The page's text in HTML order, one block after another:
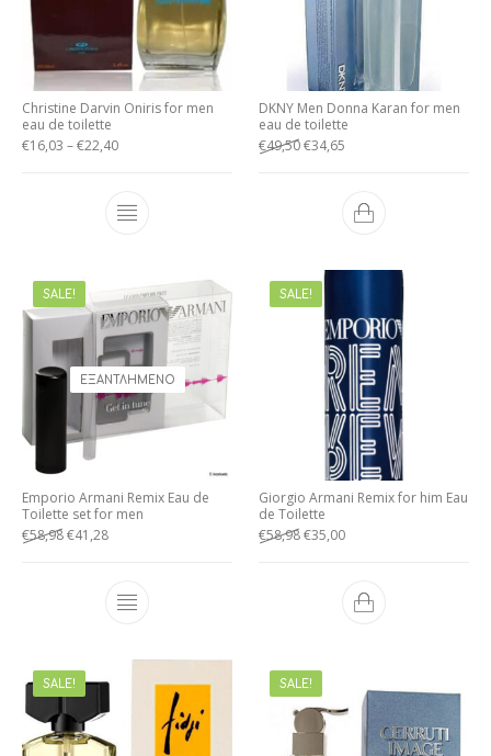
Christine Darvin Oniris for men
eau de toilette
€16,03 –€22,40
DKNY Men Donna Karan for men
eau de toilette
€49,50€34,65
SALE!
ΕΞΑΝΤΛΗΜΈΝΟ
Emporio Armani Remix Eau de
Toilette set for men
€58,98€41,28
SALE!
Giorgio Armani Remix for him Eau
de Toilette
€58,98€35,00
SALE! SALE!